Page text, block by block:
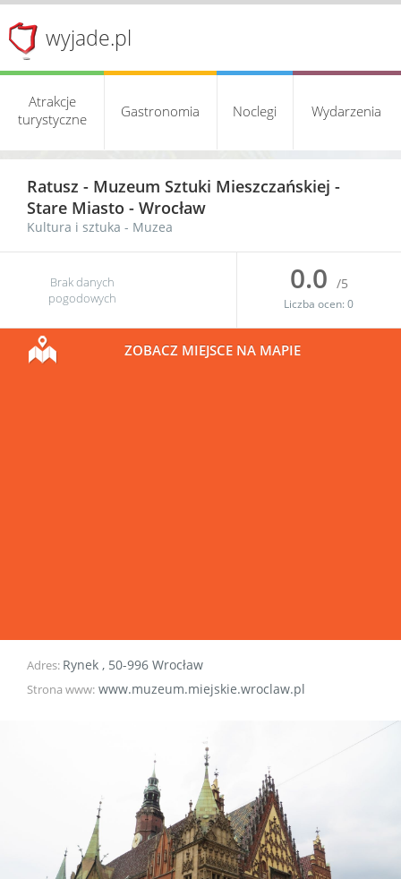
wyjade.pl
Atrakcje
turystyczne
Gastronomia Noclegi Wydarzenia
Ratusz - Muzeum Sztuki Mieszczańskiej -
Stare Miasto - Wrocław
Kultura i sztuka - Muzea
Brak danych
pogodowych
0.0 /5
Liczba ocen:0
ZOBACZ MIEJSCE NA MAPIE
Adres: Rynek , 50-996 Wrocław
Strona www: www.muzeum.miejskie.wroclaw.pl